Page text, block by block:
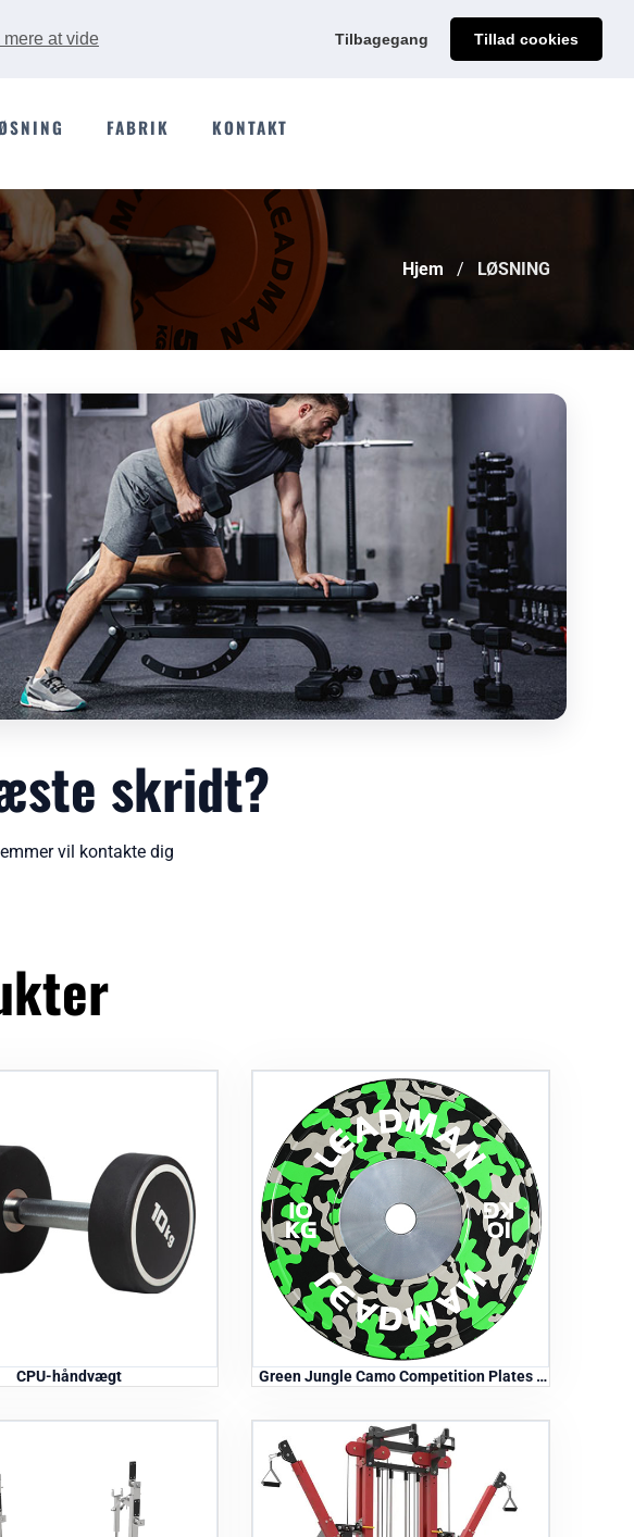
mere at vide Tilbagegang Tillad cookies
Få et uforpligtende tilbud skræddersyet til dig
FABRIK KONTAKT
Hjem LØSNING
skridt?
vil kontakte dig
CPU-håndvægt
Green Jungle Camo Competition Plates -